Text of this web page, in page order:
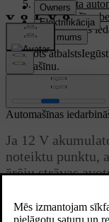
Imobilizēta
Automašīna
Automašīnas
Pielāgots atbalsts
automašīnu.
Pierakstīties
Atjaunināts
Automašīnas
Ja 12 V
noteiktu punktu,
ārēju strāvas